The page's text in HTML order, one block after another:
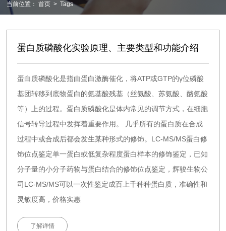
当前位置： 首页 > Tags
蛋白质磷酸化实验原理、主要类型和功能介绍
蛋白质磷酸化是指由蛋白激酶催化，将ATP或GTP的γ位磷酸
基团转移到底物蛋白的氨基酸残基（丝氨酸、苏氨酸、酪氨酸
等）上的过程。蛋白质磷酸化是体内常见的调节方式，在细胞
信号转导过程中发挥着重要作用。 几乎所有的蛋白质在合成
过程中或合成后都会发生某种形式的修饰。LC-MS/MS蛋白修
饰位点鉴定单一蛋白或低复杂程度蛋白样本的修饰鉴定，已知
分子量的小分子药物与蛋白结合的修饰位点鉴定，辉骏生物公
司LC-MS/MS可以一次性鉴定成百上千种种蛋白质，准确性和
灵敏度高，价格实惠
了解详情